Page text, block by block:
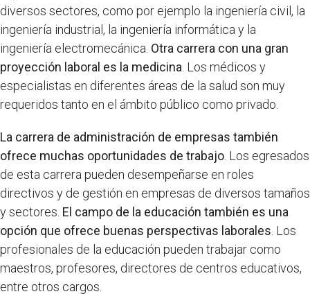
diversos sectores, como por ejemplo la ingeniería civil, la
ingeniería industrial, la ingeniería informática y la
ingeniería electromecánica. Otra carrera con una gran
proyección laboral es la medicina . Los médicos y
especialistas en diferentes áreas de la salud son muy
requeridos tanto en el ámbito público como privado.
La carrera de administración de empresas también
ofrece muchas oportunidades de trabajo . Los egresados
de esta carrera pueden desempeñarse en roles
directivos y de gestión en empresas de diversos tamaños
y sectores. El campo de la educación también es una
opción que ofrece buenas perspectivas laborales . Los
profesionales de la educación pueden trabajar como
maestros, profesores, directores de centros educativos,
entre otros cargos.